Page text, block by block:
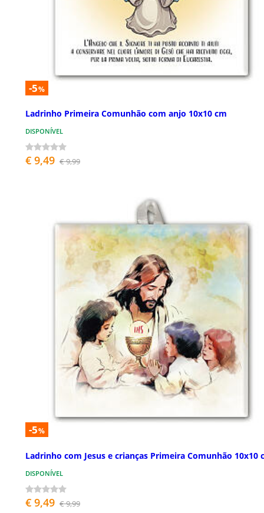
-5%
Ladrinho Primeira Comunhão com anjo 10x10 cm
DISPONÍVEL
€ 9,49 € 9,99
-5%
Ladrinho com Jesus e crianças Primeira Comunhão 10x10
DISPONÍVEL
€ 9,49 € 9,99